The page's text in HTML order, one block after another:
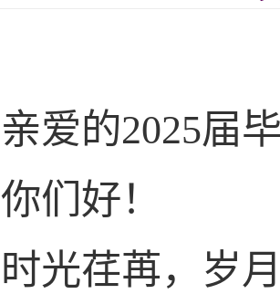
亲爱的2025届
你们好！
时光荏苒，岁